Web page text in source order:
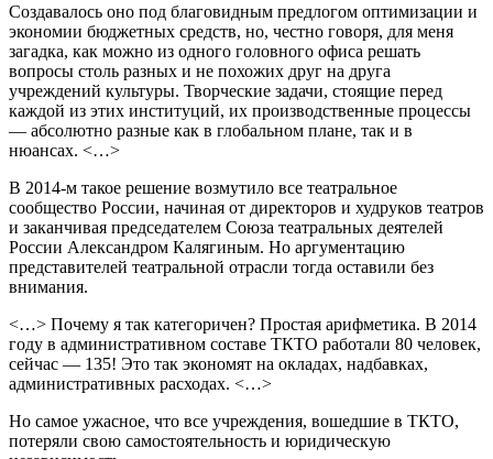
Создавалось оно под благовидным предлогом оптимизации и
экономии бюджетных средств, но, честно говоря, для меня
загадка, как можно из одного головного офиса решать
вопросы столь разных и не похожих друг на друга
учреждений культуры. Творческие задачи, стоящие перед
каждой из этих институций, их производственные процессы
— абсолютно разные как в глобальном плане, так и в
нюансах. <…>
В 2014-м такое решение возмутило все театральное
сообщество России, начиная от директоров и худруков театров
и заканчивая председателем Союза театральных деятелей
России Александром Калягиным. Но аргументацию
представителей театральной отрасли тогда оставили без
внимания.
<…> Почему я так категоричен? Простая арифметика. В 2014
году в административном составе ТКТО работали 80 человек,
сейчас — 135! Это так экономят на окладах, надбавках,
административных расходах. <…>
Но самое ужасное, что все учреждения, вошедшие в ТКТО,
потеряли свою самостоятельность и юридическую